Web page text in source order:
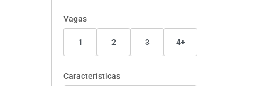
Vagas
1 2 3 4+
Características